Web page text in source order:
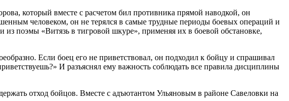
который вместе с расчетом бил противника прямой наводкой, он
человеком, он не терялся в самые трудные периоды боевых операций и
из поэмы «Витязь в тигровой шкуре», применяя их в боевой обстановке,
Если боец его не приветствовал, он подходил к бойцу и спрашивал
И разъяснял ему важность соблюдать все правила дисциплины
отход бойцов. Вместе с адъютантом Ульяновым в районе Савеловки на